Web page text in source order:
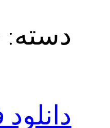
دسته: